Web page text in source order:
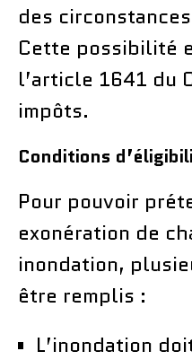
des
Cette possibilité
l’article 1641 du
impôts.
Conditions
Pour pouvoir
exonération de
inondation,
être remplis :
L’inondation